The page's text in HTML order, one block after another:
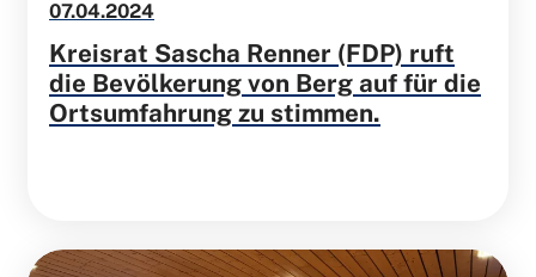
07.04.2024
Kreisrat Sascha Renner (FDP) ruft
die Bevölkerung von Berg auf für die
Ortsumfahrung zu stimmen.